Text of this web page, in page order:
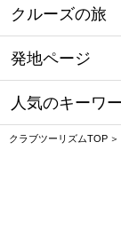
クルーズの旅
発地ページ
人気のキーワ
クラブツーリズムTOP